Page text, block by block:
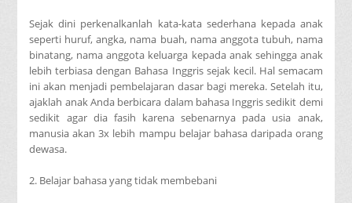
Sejak dini perkenalkanlah kata-kata sederhana kepada anak
seperti huruf, angka, nama buah, nama anggota tubuh, nama
binatang, nama anggota keluarga kepada anak sehingga anak
lebih terbiasa dengan Bahasa Inggris sejak kecil. Hal semacam
ini akan menjadi pembelajaran dasar bagi mereka. Setelah itu,
ajaklah anak Anda berbicara dalam bahasa Inggris sedikit demi
sedikit agar dia fasih karena sebenarnya pada usia anak,
manusia akan 3x lebih mampu belajar bahasa daripada orang
dewasa.
2. Belajar bahasa yang tidak membebani